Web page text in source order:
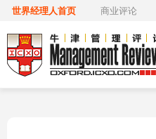
世界经理人首页 商业评论